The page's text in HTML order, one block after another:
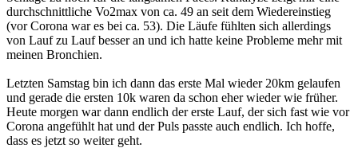
durchschnittliche Vo2max von ca. 49 an seit dem Wiedereinstieg
(vor Corona war es bei ca. 53). Die Läufe fühlten sich allerdings
von Lauf zu Lauf besser an und ich hatte keine Probleme mehr mit
meinen Bronchien.
Letzten Samstag bin ich dann das erste Mal wieder 20km gelaufen
und gerade die ersten 10k waren da schon eher wieder wie früher.
Heute morgen war dann endlich der erste Lauf, der sich fast wie vor
Corona angefühlt hat und der Puls passte auch endlich. Ich hoffe,
dass es jetzt so weiter geht.